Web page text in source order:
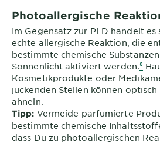
Photoallergische
Im Gegensatz zur PLD handelt es
echte allergische Reaktion, die
bestimmte chemische
Sonnenlicht aktiviert werden.⁸
Kosmetikprodukte oder
juckenden Stellen können
ähneln.
Tipp: Vermeide parfümierte
bestimmte chemische
dass Du zu photoallergischen